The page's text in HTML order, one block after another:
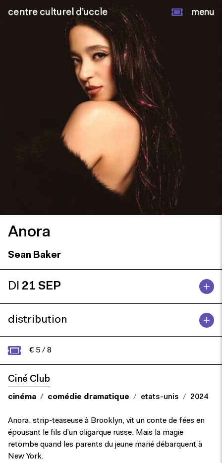
centre culturel d’uccle menu
Anora
Sean Baker
DI 21 SEP
distribution
€ 5 / 8
Ciné Club
cinéma comédie dramatique etats-unis 2024
Anora, strip-teaseuse à Brooklyn, vit un conte de fées en
épousant le fils d’un oligarque russe. Mais la magie
retombe quand les parents du jeune marié débarquent à
New York.